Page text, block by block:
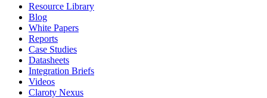
Resource Library
Blog
White Papers
Reports
Case Studies
Datasheets
Integration Briefs
Videos
Claroty Nexus